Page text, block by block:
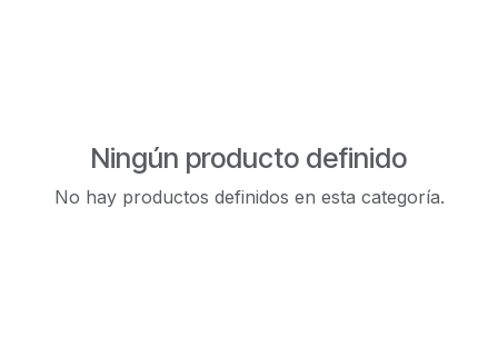
Ningún producto definido
No hay productos definidos en esta categoría.